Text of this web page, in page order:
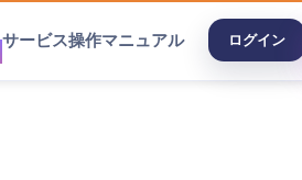
サービス操作マニュアル ログイン